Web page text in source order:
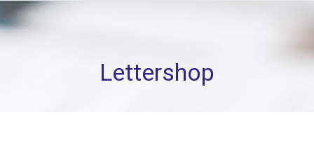
Lettershop